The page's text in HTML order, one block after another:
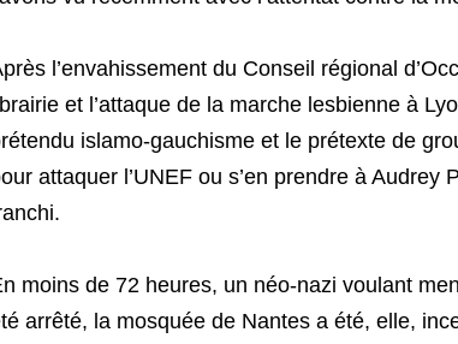
l’envahissement du Conseil régional
et l’attaque de la marche lesbienne à
islamo-gauchisme et le prétexte de
attaquer l’UNEF ou s’en prendre à Audrey
moins de 72 heures, un néo-nazi voulant
arrêté, la mosquée de Nantes a été, elle,